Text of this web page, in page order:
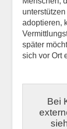
adoptieren,
später
sich vor Ort
Bei